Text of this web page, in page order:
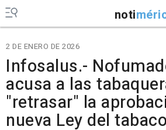
noti
2 DE ENERO DE 2026
Infosalus.-
acusa a las
"retrasar" la
nueva Ley del